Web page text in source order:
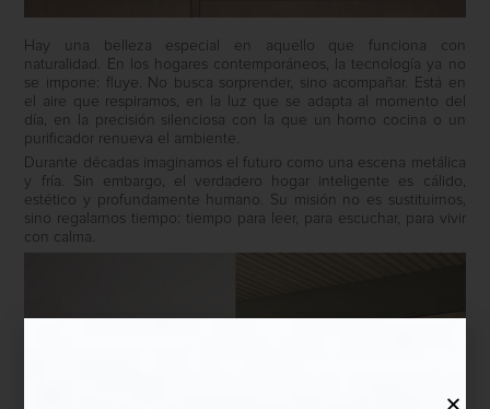
Hay una belleza especial en aquello que funciona con
naturalidad. En los hogares contemporáneos, la tecnología ya no
se impone: fluye. No busca sorprender, sino acompañar. Está en
el aire que respiramos, en la luz que se adapta al momento del
día, en la precisión silenciosa con la que un horno cocina o un
purificador renueva el ambiente.
Durante décadas imaginamos el futuro como una escena metálica
y fría. Sin embargo, el verdadero hogar inteligente es cálido,
estético y profundamente humano. Su misión no es sustituirnos,
sino regalarnos tiempo: tiempo para leer, para escuchar, para vivir
con calma.